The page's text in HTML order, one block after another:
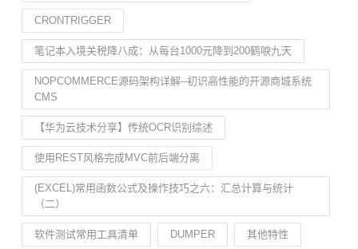
CRONTRIGGER
笔记本入境关税降八成：从每台1000元降到200鹤唳九天
NOPCOMMERCE源码架构详解--初识高性能的开源商城系统
CMS
【华为云技术分享】传统OCR识别综述
使用REST风格完成MVC前后端分离
(EXCEL)常用函数公式及操作技巧之六：汇总计算与统计
（二）
软件测试常用工具清单 DUMPER 其他特性